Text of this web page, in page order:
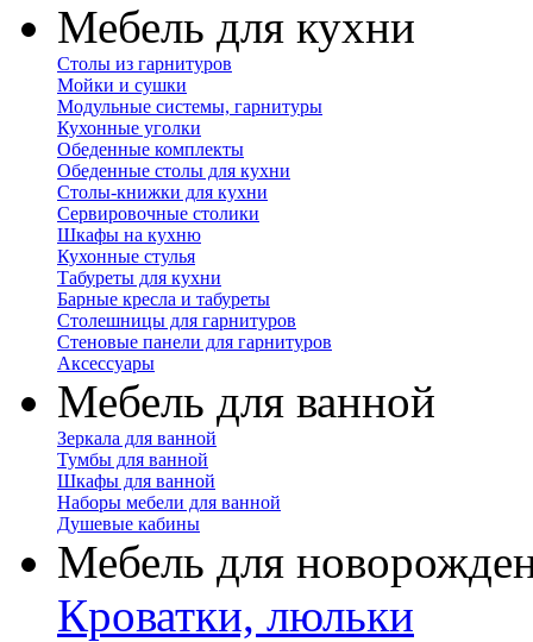
Мебель для кухни
Столы из гарнитуров
Мойки и сушки
Модульные системы, гарнитуры
Кухонные уголки
Обеденные комплекты
Обеденные столы для кухни
Столы-книжки для кухни
Сервировочные столики
Шкафы на кухню
Кухонные стулья
Табуреты для кухни
Барные кресла и табуреты
Столешницы для гарнитуров
Стеновые панели для гарнитуров
Аксессуары
Мебель для ванной
Зеркала для ванной
Тумбы для ванной
Шкафы для ванной
Наборы мебели для ванной
Душевые кабины
Мебель для
Кроватки, люльки